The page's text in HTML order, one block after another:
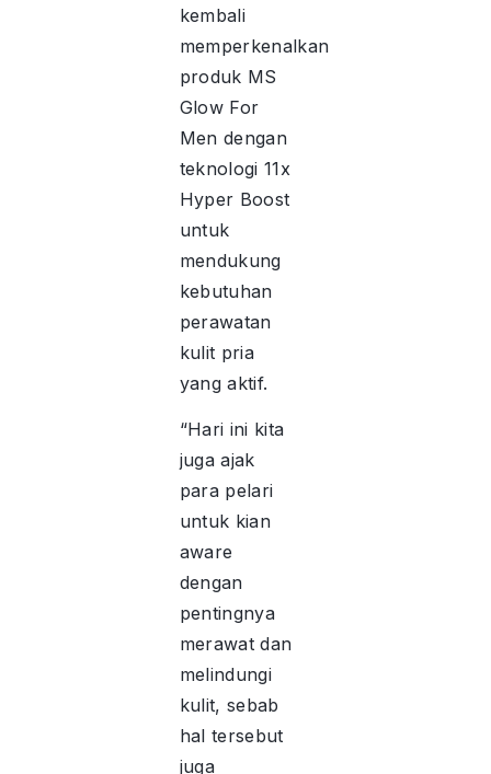
kembali
memperkenalkan
produk MS
Glow For
Men dengan
teknologi 11x
Hyper Boost
untuk
mendukung
kebutuhan
perawatan
kulit pria
yang aktif.
“Hari ini kita
juga ajak
para pelari
untuk kian
aware
dengan
pentingnya
merawat dan
melindungi
kulit, sebab
hal tersebut
juga